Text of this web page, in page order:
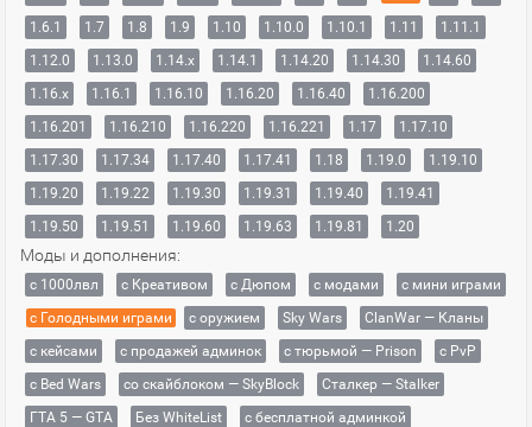
1.6.1
1.7 1.8 1.9 1.10 1.10.0 1.10.1 1.11
1.11.1
1.12.0
1.13.0 1.14.x 1.14.1 1.14.20 1.14.30
1.14.60
1.16.x
1.16.1 1.16.10 1.16.20 1.16.40
1.16.200
1.16.201
1.16.210 1.16.220 1.16.221 1.17
1.17.10
1.17.30
1.17.34 1.17.40 1.17.41 1.18 1.19.0
1.19.10
1.19.20
1.19.22 1.19.30 1.19.31 1.19.40
1.19.41
1.19.50
1.19.51 1.19.60 1.19.63 1.19.81 1.20
Моды и дополнения:
с 1000лвл c Креативом с Дюпом с модами
с мини играми
с Голодными играми
с оружием Sky Wars
ClanWar — Кланы
с кейсами
с продажей админок с тюрьмой — Prison
с PvP
с Bed Wars
со скайблоком — SkyBlock
Сталкер — Stalker
ГТА 5 — GTA
Без WhiteList
с бесплатной админкой